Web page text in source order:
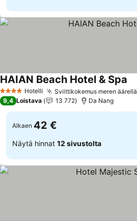
4 Tähtiluokitus
Hotelli Sviittikokemus meren äärellä
HAIAN Beach Hotel & Spa
9,4 Loistava 13 772 Da Nang
Alkaen 42 €
Näytä hinnat 12 sivustolta